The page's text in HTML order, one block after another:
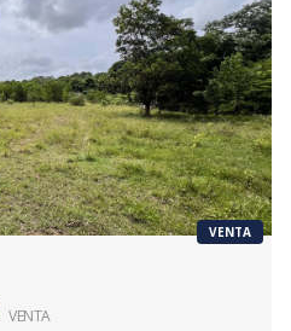
VENTA
VENTA